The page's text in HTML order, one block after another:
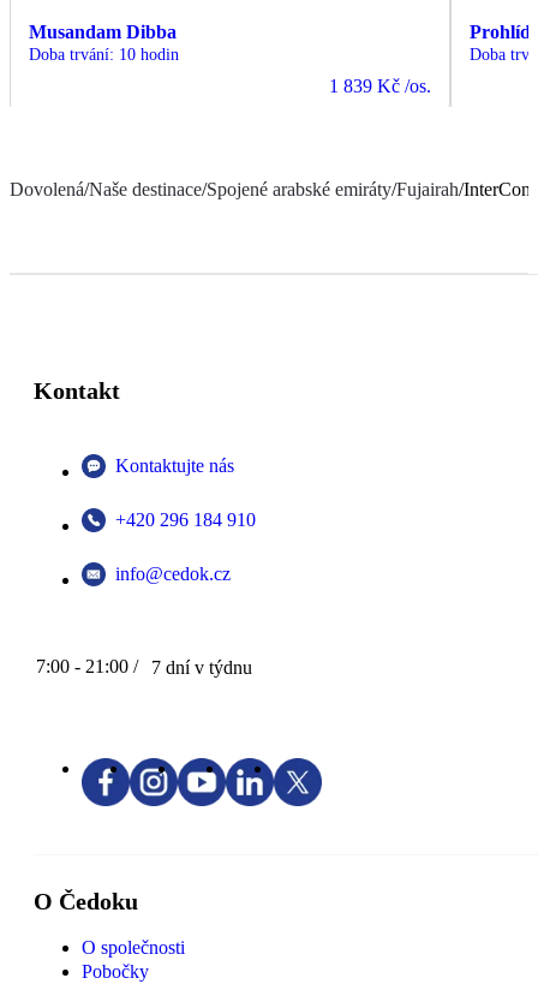
Musandam Dibba
Doba trvání: 10 hodin
1 839 Kč /os.
Doba
Dovolená/Naše destinace/Spojené arabské emiráty/Fujairah/
Kontakt
Kontaktujte nás
+420 296 184 910
info@cedok.cz
7:00 - 21:00 / 7 dní v týdnu
O Čedoku
O společnosti
Pobočky